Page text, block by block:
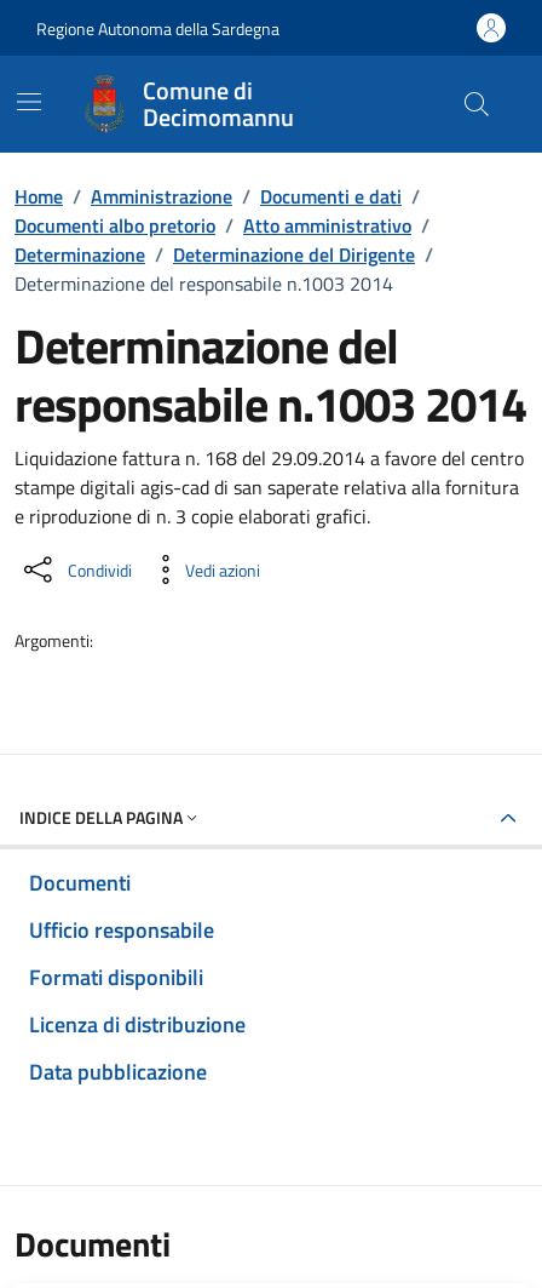
Regione Autonoma della Sardegna
Comune di
Decimomannu
Home / Amministrazione / Documenti e dati /
Documenti albo pretorio / Atto amministrativo /
Determinazione / Determinazione del Dirigente /
Determinazione del responsabile n.1003 2014
Determinazione del
responsabile n.1003 2014
Dettaglio del documento
Liquidazione fattura n. 168 del 29.09.2014 a favore del centro
stampe digitali agis-cad di san saperate relativa alla fornitura
e riproduzione di n. 3 copie elaborati grafici.
Condividi Vedi azioni
Argomenti:
INDICE DELLA PAGINA
Documenti
Ufficio responsabile
Formati disponibili
Licenza di distribuzione
Data pubblicazione
Documenti